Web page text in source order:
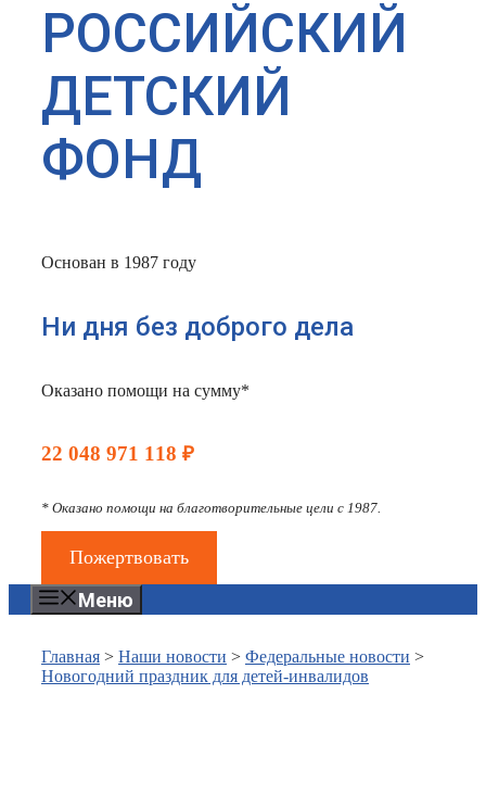
РОССИЙСКИЙ
ДЕТСКИЙ
ФОНД
Основан в 1987 году
Ни дня без доброго дела
Оказано помощи на сумму*
22 048 971 118 ₽
* Оказано помощи на благотворительные цели с 1987.
Пожертвовать
Меню
Главная > Наши новости > Федеральные новости >
Новогодний праздник для детей-инвалидов